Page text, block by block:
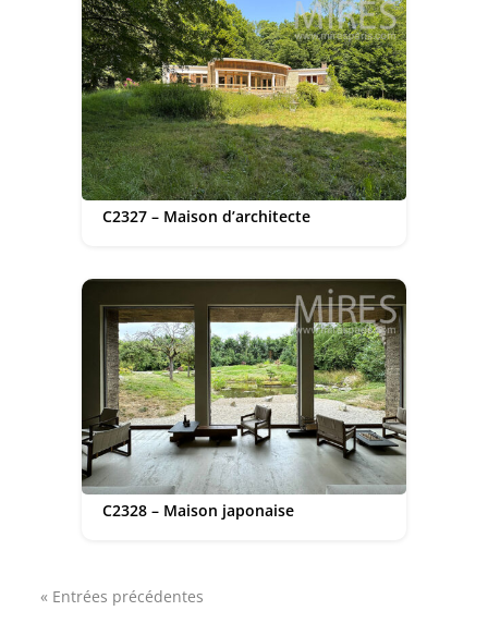
C2327 – Maison d’architecte
C2328 – Maison japonaise
« Entrées précédentes